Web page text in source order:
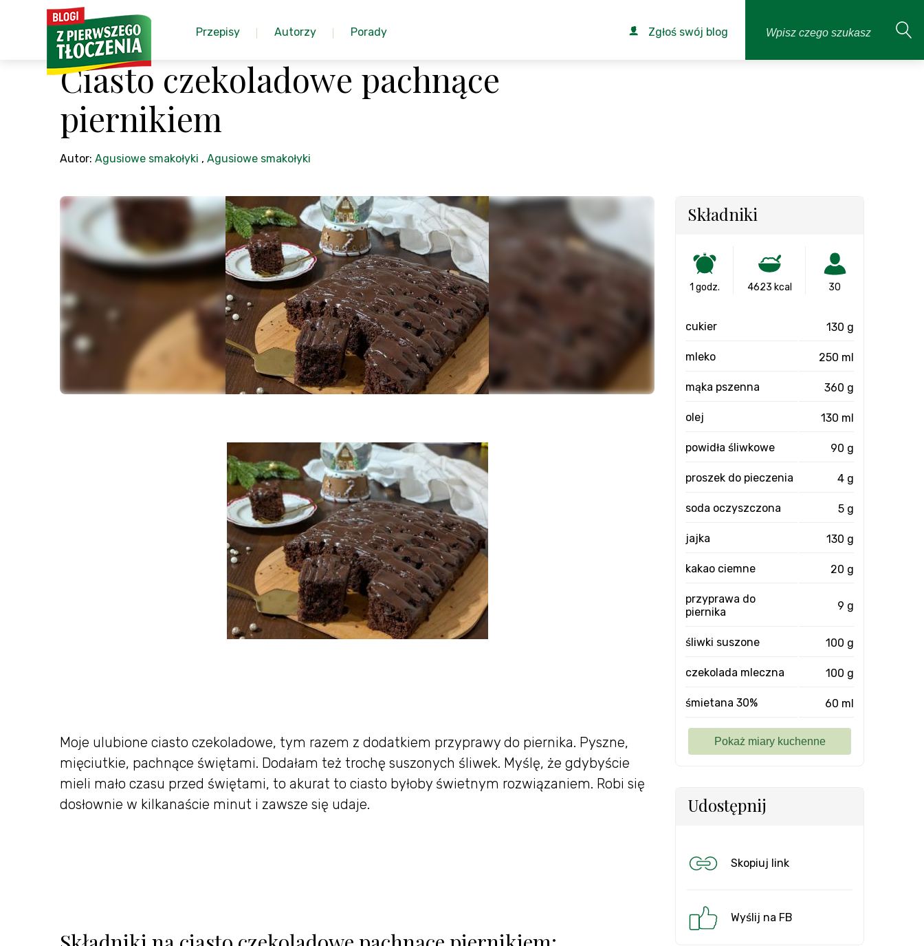
Przepisy Autorzy Porady Zgłoś swój blog
Ciasto czekoladowe pachnące
piernikiem
Autor: Agusiowe smakołyki , Agusiowe smakołyki
Moje ulubione ciasto czekoladowe, tym razem z dodatkiem przyprawy do piernika. Pyszne,
mięciutkie, pachnące świętami. Dodałam też trochę suszonych śliwek. Myślę, że gdybyście
mieli mało czasu przed świętami, to akurat to ciasto byłoby świetnym rozwiązaniem. Robi się
dosłownie w kilkanaście minut i zawsze się udaje.
Składniki
1 godz. 4623 kcal 30
cukier 130 g
mleko 250 ml
mąka pszenna 360 g
olej 130 ml
powidła śliwkowe 90 g
proszek do pieczenia 4 g
soda oczyszczona 5 g
jajka 130 g
kakao ciemne 20 g
przyprawa do
piernika
9 g
śliwki suszone 100 g
czekolada mleczna 100 g
śmietana 30% 60 ml
Udostępnij
Skopiuj link
Wyślij na FB